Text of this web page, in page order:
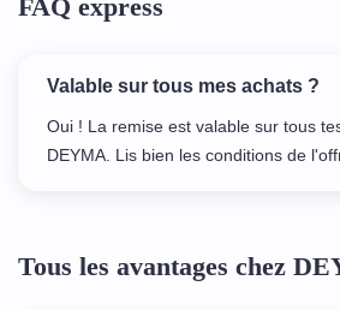
FAQ express
Valable sur tous mes achats ?
Oui ! La remise est valable sur tous
DEYMA. Lis bien les conditions de
Tous les avantages chez